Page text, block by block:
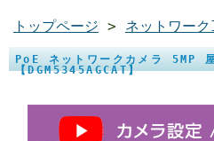
トップページ > ネットワー
PoE ネットワークカメラ 5MP
【DGM5345AGCAT】